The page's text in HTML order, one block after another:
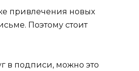
привлечения новых
Поэтому стоит
в подписи, можно это